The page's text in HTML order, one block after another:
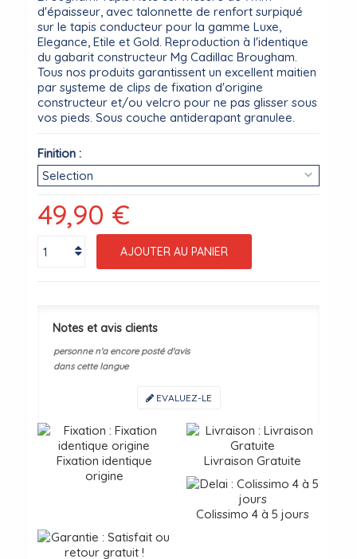
d'épaisseur, avec talonnette de renfort surpiqué
sur le tapis conducteur pour la gamme Luxe,
Elegance, Etile et Gold. Reproduction à l'identique
du gabarit constructeur Mg Cadillac Brougham.
Tous nos produits garantissent un excellent maitien
par systeme de clips de fixation d'origine
constructeur et/ou velcro pour ne pas glisser sous
vos pieds. Sous couche antiderapant granulee.
Finition :
49,90 €
AJOUTER AU PANIER
Notes et avis clients
personne n'a encore posté d'avis
dans cette langue
EVALUEZ-LE
Fixation identique
origine
Livraison Gratuite
Colissimo 4 à 5 jours